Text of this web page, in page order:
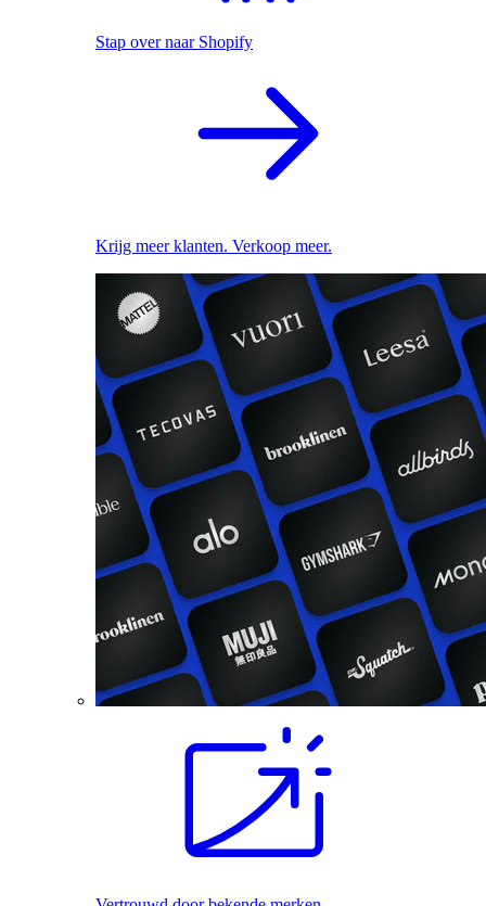
Stap over naar Shopify
Krijg meer klanten. Verkoop meer.